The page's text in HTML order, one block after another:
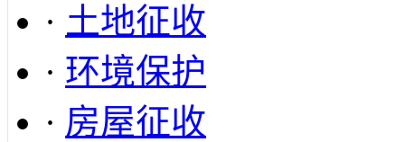
· 土地征收
· 环境保护
· 房屋征收